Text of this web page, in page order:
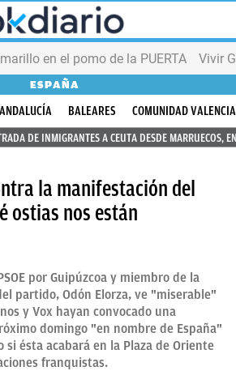
en el pomo de la PUERTA Vivir
ESPAÑA
ANDALUCÍA BALEARES
COMUNIDAD
DE INMIGRANTES A CEUTA DESDE MARRUECOS,
la manifestación del
ostias nos están
por Guipúzcoa y miembro de la
partido, Odón Elorza, ve "miserable"
y Vox hayan convocado una
domingo "en nombre de España"
si ésta acabará en la Plaza de Oriente
franquistas.